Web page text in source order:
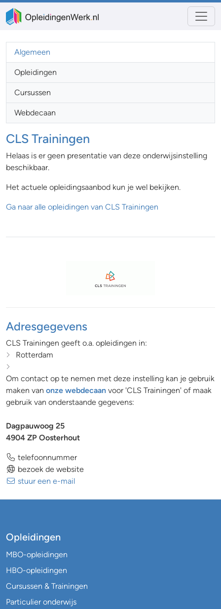
Algemeen
Opleidingen
Cursussen
Webdecaan
CLS Trainingen
Helaas is er geen presentatie van deze onderwijsinstelling
beschikbaar.
Het actuele opleidingsaanbod kun je wel bekijken.
Ga naar alle opleidingen van CLS Trainingen
Adresgegevens
CLS Trainingen geeft o.a. opleidingen in:
Rotterdam
Om contact op te nemen met deze instelling kan je gebruik
maken van onze webdecaan voor 'CLS Trainingen' of maak
gebruik van onderstaande gegevens:
Dagpauwoog 25
4904 ZP Oosterhout
telefoonnummer
bezoek de website
stuur een e-mail
Opleidingen
MBO-opleidingen
HBO-opleidingen
Cursussen & Trainingen
Particulier onderwijs